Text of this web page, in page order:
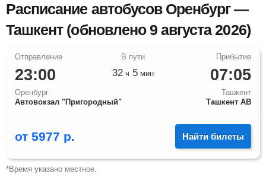
Расписание автобусов Оренбург —
Ташкент (обновлено 9 августа 2026)
23:00
Оренбург
Автовокзал "Пригородный"
07:05
Ташкент
Ташкент АВ
32 ч 5 мин
от 5977 р. Найти билеты
*Время указано местное.